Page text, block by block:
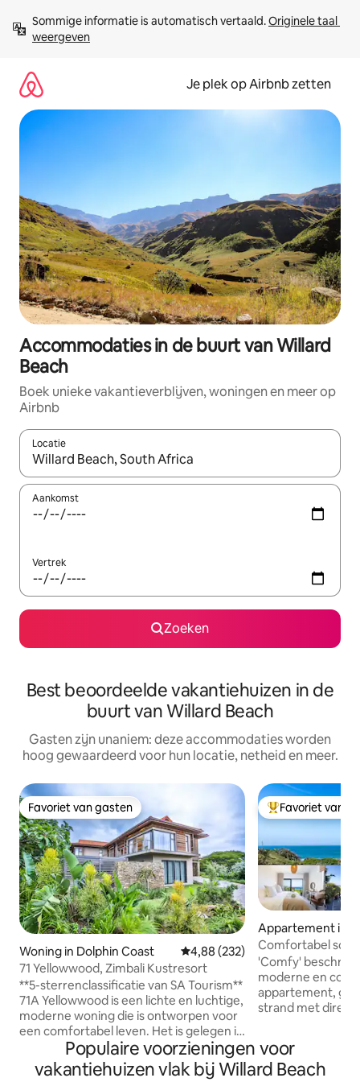
direct
naar
Sommige informatie is automatisch vertaald. Originele taal
weergeven
Je plek op Airbnb zetten
Accommodaties in de buurt van Willard
Beach
Boek unieke vakantieverblijven, woningen en meer op
Airbnb
Locatie
Wanneer er resultaten beschikbaar zijn, maak je een keuze
Aankomst
Vertrek
Zoeken
Best beoordeelde vakantiehuizen in de
buurt van Willard Beach
Gasten zijn unaniem: deze accommodaties worden
hoog gewaardeerd voor hun locatie, netheid en meer.
Favoriet van gasten
Favoriet van gasten
Woning in Dolphin Coast Gemiddelde beoordeling van
4,88 (232)
71 Yellowwood, Zimbali Kustresort
**5-sterrenclassificatie van SA Tourism**
71A Yellowwood is een lichte en luchtige,
moderne woning die is ontworpen voor
een comfortabel leven. Het is gelegen in
het bekroonde Zimbali Coastal Resort,
dat beschikt over tal van faciliteiten,
waaronder een Tom Weiskopf-golfbaan,
Topfavoriet van
Favoriet van
Appartement in
Comfortabel
het strand
'Comfy'
moderne en
appartement,
strand met
gelegen in een
alle
Populaire voorzieningen voor
vakantiehuizen vlak bij Willard Beach